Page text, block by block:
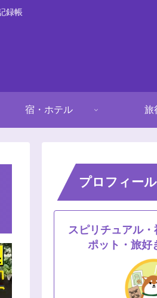
録帳
宿・ホテル 旅
プロフィール
スピリチュアル
ポット・旅好